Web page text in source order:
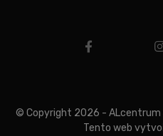
© Copyright 2026 - ALcentrum
Tento web